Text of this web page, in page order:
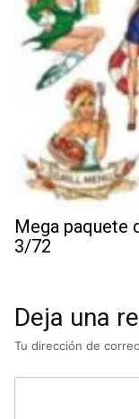
Mega paquete
3/72
Deja una
Tu dirección de